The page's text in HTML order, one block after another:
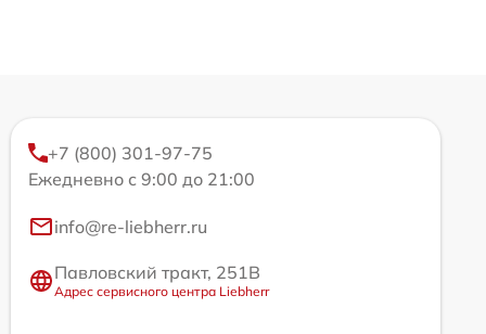
+7 (800) 301-97-75
Ежедневно с 9:00 до 21:00
info@re-liebherr.ru
Павловский тракт, 251В
Адрес сервисного центра Liebherr